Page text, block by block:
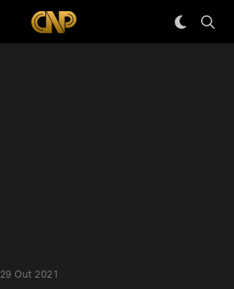
29 Out 2021